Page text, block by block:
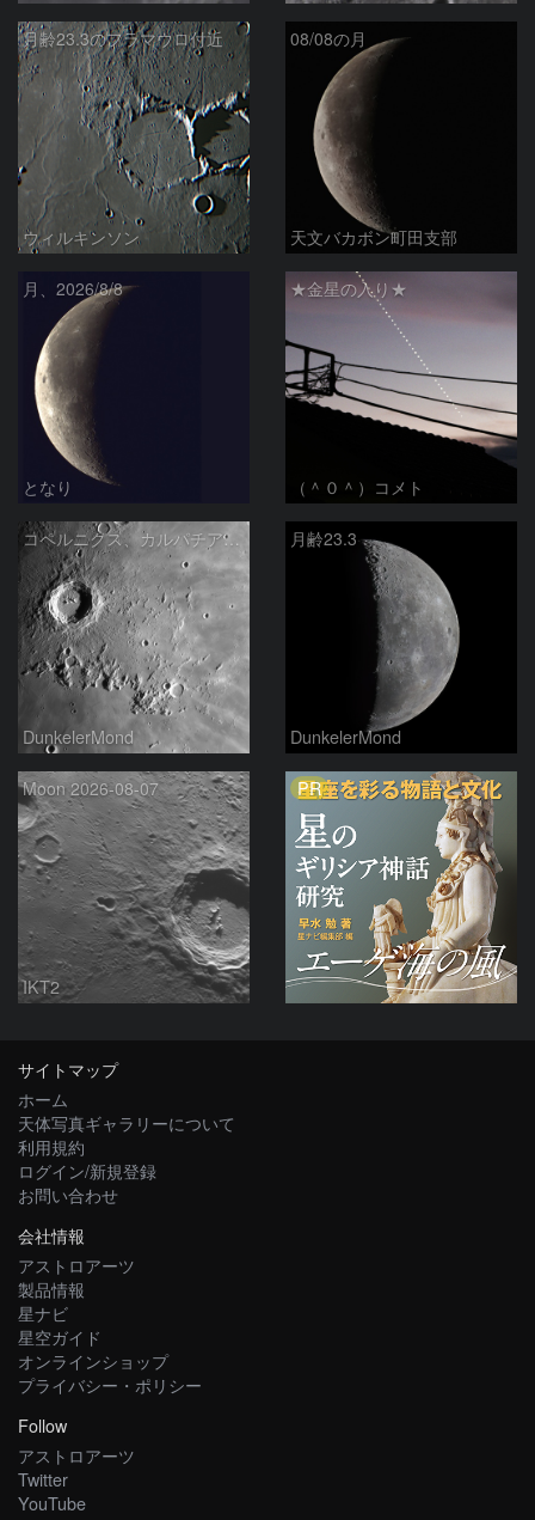
月齢23.3のフラマウロ付近
ウィルキンソン
08/08の月
天文バカボン町田支部
月、2026/8/8
となり
★金星の入り★
（＾０＾）コメト
コペルニクス、カルパチア山脈付近
DunkelerMond
月齢23.3
DunkelerMond
Moon 2026-08-07
IKT2
PR
サイトマップ
ホーム
天体写真ギャラリーについて
利用規約
ログイン/新規登録
お問い合わせ
会社情報
アストロアーツ
製品情報
星ナビ
星空ガイド
オンラインショップ
プライバシー・ポリシー
Follow
アストロアーツ
Twitter
YouTube